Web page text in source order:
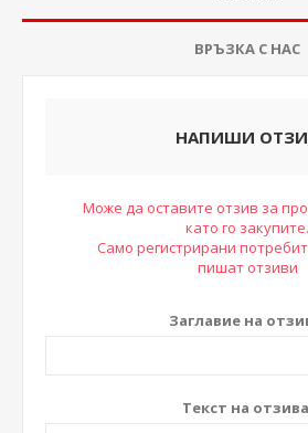
ВРЪЗКА С НАС
НАПИШИ
Може да оставите отзив за
като го закупите.
Само регистрирани
пишат отзиви
Заглавие на
Текст на